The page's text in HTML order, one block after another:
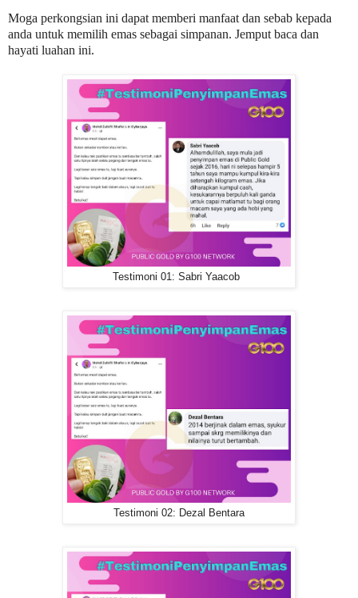
Moga perkongsian ini dapat memberi manfaat dan sebab kepada
anda untuk memilih emas sebagai simpanan. Jemput baca dan
hayati luahan ini.
Testimoni 01: Sabri Yaacob
Testimoni 02: Dezal Bentara